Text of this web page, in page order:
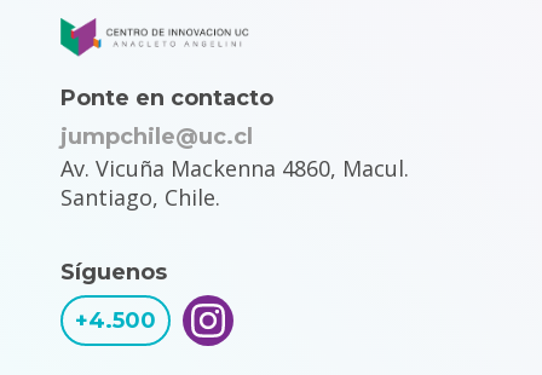
Ponte en contacto
jumpchile@uc.cl
Av. Vicuña Mackenna 4860, Macul.
Santiago, Chile.
Síguenos
+4.500